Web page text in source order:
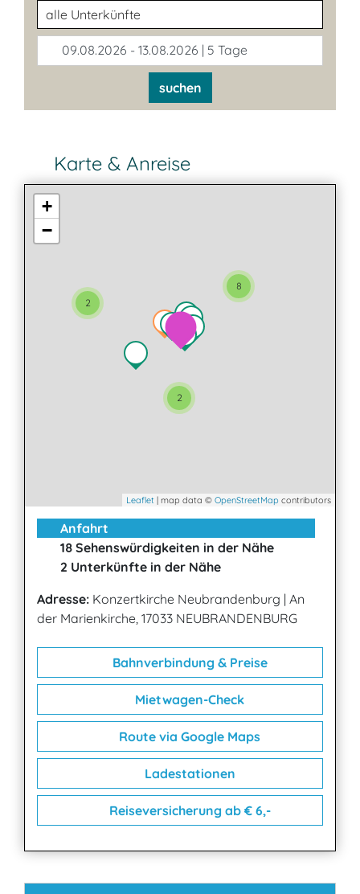
Unterkunftsart
09.08.2026 - 13.08.2026 | 5 Tage
suchen
Karte & Anreise
8
2
2
+
−
Leaflet | map data © OpenStreetMap contributors
Anfahrt
18 Sehenswürdigkeiten in der Nähe
2 Unterkünfte in der Nähe
Adresse: Konzertkirche Neubrandenburg | An
der Marienkirche, 17033 NEUBRANDENBURG
Bahnverbindung & Preise
Mietwagen-Check
Route via Google Maps
Ladestationen
Reiseversicherung ab € 6,-